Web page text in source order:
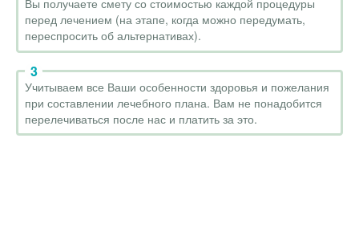
Вы получаете смету со стоимостью каждой процедуры
перед лечением (на этапе, когда можно передумать,
переспросить об альтернативах).
Учитываем все Ваши особенности здоровья и пожелания
при составлении лечебного плана. Вам не понадобится
перелечиваться после нас и платить за это.